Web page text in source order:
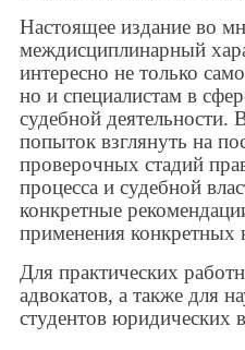
Настоящее издание во
междисциплинарный
интересно не только
но и специалистам в
судебной
попыток взглянуть на
проверочных стадий
процесса и судебной
конкретные
применения конкретных
Для практических
адвокатов, а также для
студентов юридических